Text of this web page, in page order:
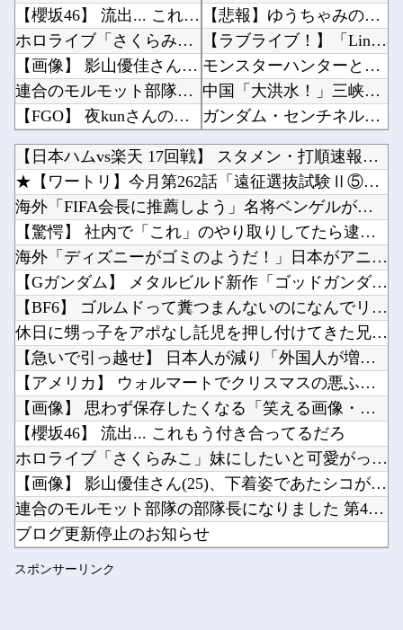
【櫻坂46】 流出... これもう付き合ってるだろ
ホロライブ「さくらみこ」妹にしたいと可愛がっていた後輩の水宮枢「みこ先輩怖かった」ゲスト出...
【画像】 影山優佳さん(25)、下着姿であたシコが止まらない
連合のモルモット部隊の部隊長になりました 第45話
【FGO】 夜kunさんのモルガンイラスト！！ 蝶の羽好きです！
ブログ更新停止のお知らせ
福永調教師、馬券購入者を軽んじる発言
【艦これ】 堀り周回でだいぶ資源溶けたでち
Powered by livedoor 相互RSS
【悲報】ゆうちゃみの暴露で浮き彫りになる『恋愛リアリティー番組』の裏側がヤバイ・・・・・他
【ラブライブ！】「Link！Like！ラブライブ！」運営チームです。【蓮ノ空】他
モンスターハンターというゲームの魅力ってどんな部分だと思う？他
中国「大洪水！」三峡ダム「決壊危機」台風13号「三峡直撃確定」日本「最も強い勢力で接近！（...
ガンダム・センチネルの小説を読んでラスボスに驚いた他
【ニュース】日本共産党の街宣車、ほんと碌でもないな他
『ガンタンク』とかいう謎のモビルスーツ他
【にじ甲2026】そういや前から謎に思ってたんやがなんでマドロックなんてアナウンス入ってた...
アメリカの終戦に立ちはだかる壁、イスラエルはトランプ和平案に「同意せず」！他
【正論】ホリエモン、移民受け入れ反対派にブチギレ→スタジオ誰も反論できず沈黙他
ドラクエのゼシカとかいう人気キャラｗｗｗｗ他
スマホって普及して20年くらい経つのに「落とすだけで割れる」問題いつまでもクリアできてない...
【にじさんじ】梢桃音、映画ちいかわ感想＆考察会＆平和的解決RTA！なんか道徳の授業みたい他
Powered by livedoor 相互RSS
【日本ハムvs楽天 17回戦】 スタメン・打順速報｜試合実況...
★【ワートリ】今月第262話「遠征選抜試験Ⅱ⑤」【最新話コメ...
海外「FIFA会長に推薦しよう」名将ベンゲルが出したインファ...
【驚愕】 社内で「これ」のやり取りしてたら逮捕されたんだがｗ...
海外「ディズニーがゴミのようだ！」日本がアニメ化した米人気S...
【Gガンダム】 メタルビルド新作「ゴッドガンダム ハイパーモ...
【BF6】 ゴルムドって糞つまんないのになんでリメイクされた...
休日に甥っ子をアポなし託児を押し付けてきた兄嫁！「テレビでも...
【急いで引っ越せ】 日本人が減り「外国人が増えた」市区町村ラ...
【アメリカ】 ウォルマートでクリスマスの悪ふざけが騒動に サ...
【画像】 思わず保存したくなる「笑える画像・最高な画像」貼っ...
【櫻坂46】 流出... これもう付き合ってるだろ
ホロライブ「さくらみこ」妹にしたいと可愛がっていた後輩の水宮...
【画像】 影山優佳さん(25)、下着姿であたシコが止まらない
連合のモルモット部隊の部隊長になりました 第45話
ブログ更新停止のお知らせ
福永調教師、馬券購入者を軽んじる発言
スポンサーリンク